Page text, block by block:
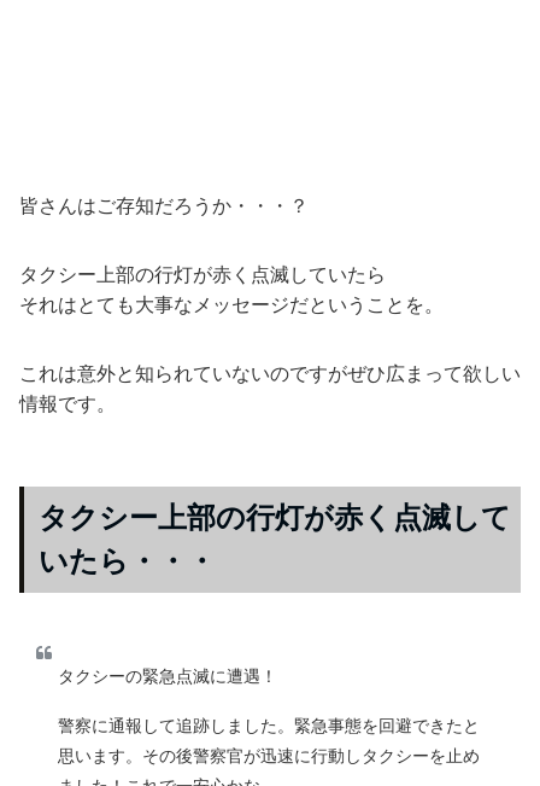
皆さんはご存知だろうか・・・？
タクシー上部の行灯が赤く点滅していたら
それはとても大事なメッセージだということを。
これは意外と知られていないのですがぜひ広まって欲しい
情報です。
タクシー上部の行灯が赤く点滅して
いたら・・・
タクシーの緊急点滅に遭遇！
警察に通報して追跡しました。緊急事態を回避できたと
思います。その後警察官が迅速に行動しタクシーを止め